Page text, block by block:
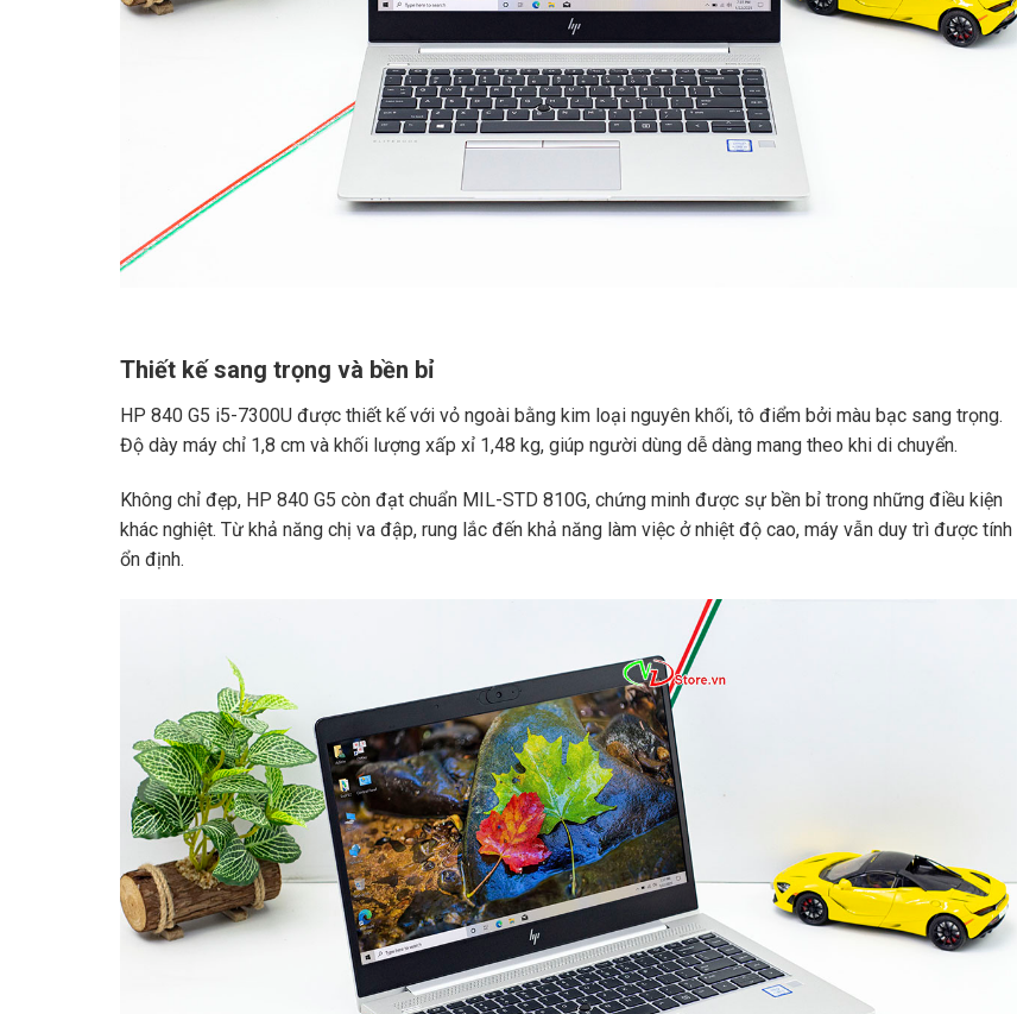
Thiết kế sang trọng và bền bỉ
HP 840 G5 i5-7300U được thiết kế với vỏ ngoài bằng kim loại nguyên khối, tô điểm bởi màu bạc sang trọng.
Độ dày máy chỉ 1,8 cm và khối lượng xấp xỉ 1,48 kg, giúp người dùng dễ dàng mang theo khi di chuyển.
Không chỉ đẹp, HP 840 G5 còn đạt chuẩn MIL-STD 810G, chứng minh được sự bền bỉ trong những điều kiện
khác nghiệt. Từ khả năng chị va đập, rung lắc đến khả năng làm việc ở nhiệt độ cao, máy vẫn duy trì được tính
ổn định.